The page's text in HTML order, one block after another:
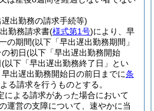
出勤務の請求手続等)
勤務請求書(様式第1号)により、早
の期間(以下「早出遅出勤務期間」
初日(以下「早出遅出勤務開始
(以下「早出遅出勤務終了日」とい
出遅出勤務開始日の前日までに条
る請求を行うものとする。
による請求があった場合において
運営の支障について、速やかに当